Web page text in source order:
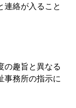
連絡が入ること
の趣旨と異なる
事務所の指示に